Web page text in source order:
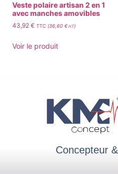
Veste polaire artisan 2 en 1
avec manches amovibles
43,92 € TTC(36,60 €HT)
Voir le produit
Concepteur